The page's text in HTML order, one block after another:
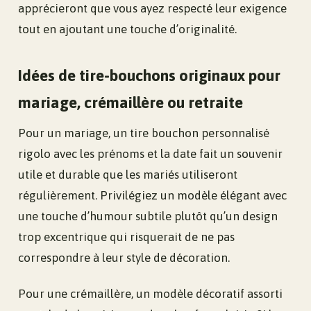
apprécieront que vous ayez respecté leur exigence
tout en ajoutant une touche d’originalité.
Idées de tire-bouchons originaux pour
mariage, crémaillère ou retraite
Pour un mariage, un tire bouchon personnalisé
rigolo avec les prénoms et la date fait un souvenir
utile et durable que les mariés utiliseront
régulièrement. Privilégiez un modèle élégant avec
une touche d’humour subtile plutôt qu’un design
trop excentrique qui risquerait de ne pas
correspondre à leur style de décoration.
Pour une crémaillère, un modèle décoratif assorti